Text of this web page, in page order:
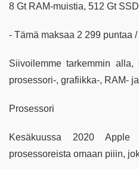
8 Gt RAM-muistia, 512 Gt
- Tämä maksaa 2 299 puntaa
Siivoilemme tarkemmin
prosessori-, grafiikka-, RAM-
Prosessori
Kesäkuussa 2020
prosessoreista omaan piiin,